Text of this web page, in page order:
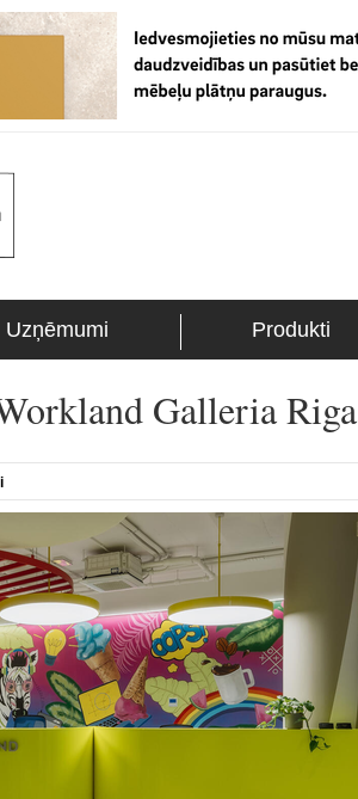
Uzņēmumi Produkti
Galleria Riga